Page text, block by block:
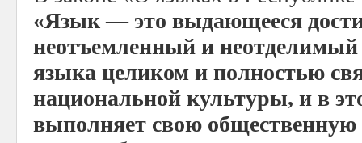
«Язык — это выдающееся
неотъемленный и неотделимый
языка целиком и полностью
национальной культуры, и в
выполняет свою